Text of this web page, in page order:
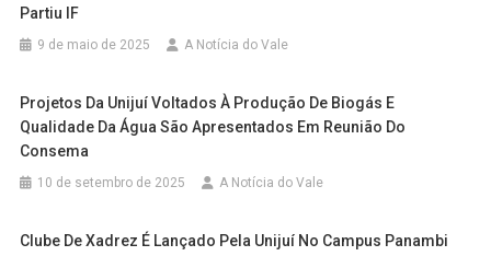
Partiu IF
9 de maio de 2025 A Notícia do Vale
Projetos Da Unijuí Voltados À Produção De Biogás E
Qualidade Da Água São Apresentados Em Reunião Do
Consema
10 de setembro de 2025 A Notícia do Vale
Clube De Xadrez É Lançado Pela Unijuí No Campus Panambi